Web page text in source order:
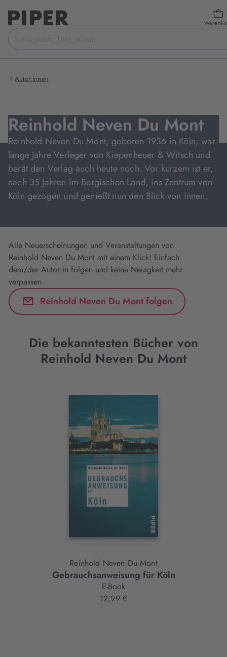
Suchbegriff
eingeben
Autor:innen
Reinhold Neven Du Mont
Reinhold Neven Du Mont, geboren 1936 in Köln, war
lange Jahre Verleger von Kiepenheuer & Witsch und
berät den Verlag auch heute noch. Vor kurzem ist er,
nach 35 Jahren im Bergischen Land, ins Zentrum von
Köln gezogen und genießt nun den Blick von innen.
Alle Neuerscheinungen und Veranstaltungen von
Reinhold Neven Du Mont mit einem Klick! Einfach
dem/der Autor:in folgen und keine Neuigkeit mehr
verpassen.
Reinhold Neven Du Mont folgen
Die bekanntesten Bücher von
Reinhold Neven Du Mont
Reinhold Neven Du Mont
Gebrauchsanweisung für Köln
E-Book
12,99 €